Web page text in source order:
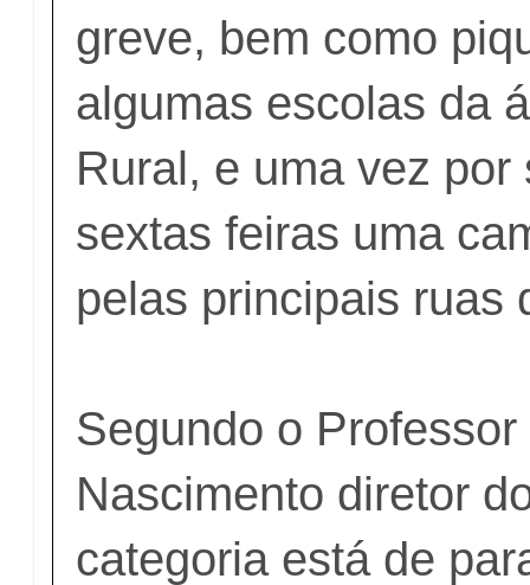
greve, bem como
algumas escolas da
Rural, e uma vez por
sextas feiras uma
pelas principais ruas
Segundo o
Nascimento diretor
categoria está de